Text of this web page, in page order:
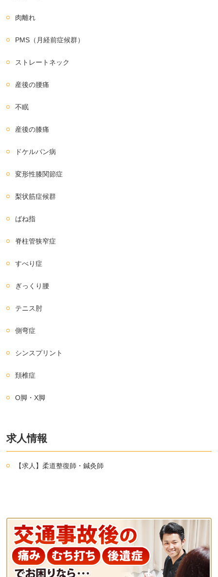
肉離れ
PMS（月経前症候群）
ストレートネック
産後の腰痛
不眠
産後の膝痛
ドケルバン病
変形性膝関節症
梨状筋症候群
ばね指
脊柱管狭窄症
すべり症
ぎっくり腰
テニス肘
側弯症
シンスプリント
頚椎症
O脚・X脚
求人情報
【求人】柔道整復師・鍼灸師